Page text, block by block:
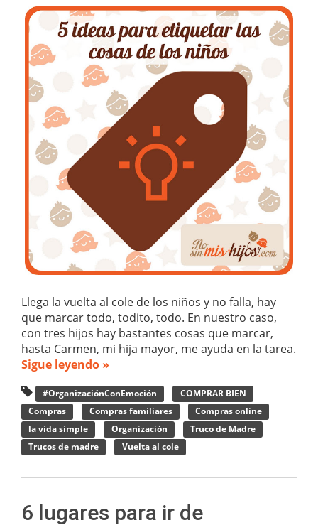
Llega la vuelta al cole de los niños y no falla, hay
que marcar todo, todito, todo. En nuestro caso,
con tres hijos hay bastantes cosas que marcar,
hasta Carmen, mi hija mayor, me ayuda en la tarea.
Sigue leyendo »
#OrganizaciónConEmoción
COMPRAR BIEN
Compras
Compras familiares
Compras online
la vida simple
Organización
Truco de Madre
Trucos de madre
Vuelta al cole
6 lugares para ir de